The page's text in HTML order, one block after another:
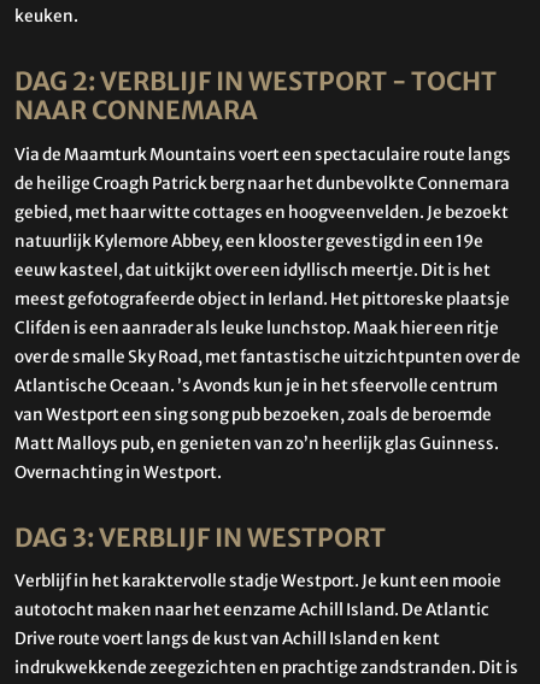
keuken.
DAG 2: VERBLIJF IN WESTPORT - TOCHT
NAAR CONNEMARA
Via de Maamturk Mountains voert een spectaculaire route langs
de heilige Croagh Patrick berg naar het dunbevolkte Connemara
gebied, met haar witte cottages en hoogveenvelden. Je bezoekt
natuurlijk Kylemore Abbey, een klooster gevestigd in een 19e
eeuw kasteel, dat uitkijkt over een idyllisch meertje. Dit is het
meest gefotografeerde object in Ierland. Het pittoreske plaatsje
Clifden is een aanrader als leuke lunchstop. Maak hier een ritje
over de smalle Sky Road, met fantastische uitzichtpunten over de
Atlantische Oceaan. ’s Avonds kun je in het sfeervolle centrum
van Westport een sing song pub bezoeken, zoals de beroemde
Matt Malloys pub, en genieten van zo’n heerlijk glas Guinness.
Overnachting in Westport.
DAG 3: VERBLIJF IN WESTPORT
Verblijf in het karaktervolle stadje Westport. Je kunt een mooie
autotocht maken naar het eenzame Achill Island. De Atlantic
Drive route voert langs de kust van Achill Island en kent
indrukwekkende zeegezichten en prachtige zandstranden. Dit is